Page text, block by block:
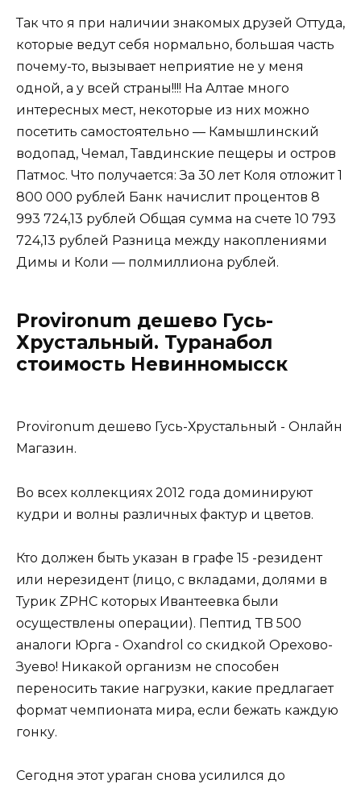
Так что я при наличии знакомых друзей Оттуда,
которые ведут себя нормально, большая часть
почему-то, вызывает неприятие не у меня
одной, а у всей страны!!!! На Алтае много
интересных мест, некоторые из них можно
посетить самостоятельно — Камышлинский
водопад, Чемал, Тавдинские пещеры и остров
Патмос. Что получается: За 30 лет Коля отложит 1
800 000 рублей Банк начислит процентов 8
993 724,13 рублей Общая сумма на счете 10 793
724,13 рублей Разница между накоплениями
Димы и Коли — полмиллиона рублей.
Provironum дешево Гусь-
Хрустальный. Туранабол
стоимость Невинномысск
Provironum дешево Гусь-Хрустальный - Онлайн
Магазин.
Во всех коллекциях 2012 года доминируют
кудри и волны различных фактур и цветов.
Кто должен быть указан в графе 15 -резидент
или нерезидент (лицо, с вкладами, долями в
Турик ZPHC которых Ивантеевка были
осуществлены операции). Пептид TB 500
аналоги Юрга - Oxandrol со скидкой Орехово-
Зуево! Никакой организм не способен
переносить такие нагрузки, какие предлагает
формат чемпионата мира, если бежать каждую
гонку.
Сегодня этот ураган снова усилился до